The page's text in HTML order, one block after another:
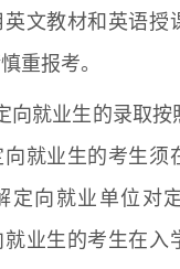
文教材和英语授
重报考。
向就业生的录取按
就业生的考生须
定向就业单位对
业生的考生在入